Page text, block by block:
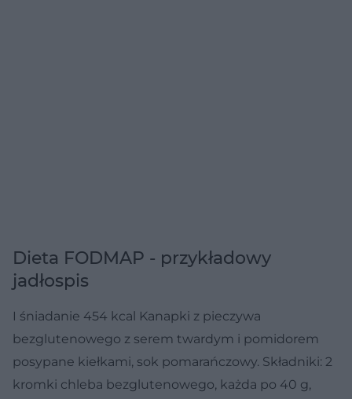
Dieta FODMAP - przykładowy
jadłospis
I śniadanie 454 kcal Kanapki z pieczywa
bezglutenowego z serem twardym i pomidorem
posypane kiełkami, sok pomarańczowy. Składniki: 2
kromki chleba bezglutenowego, każda po 40 g,